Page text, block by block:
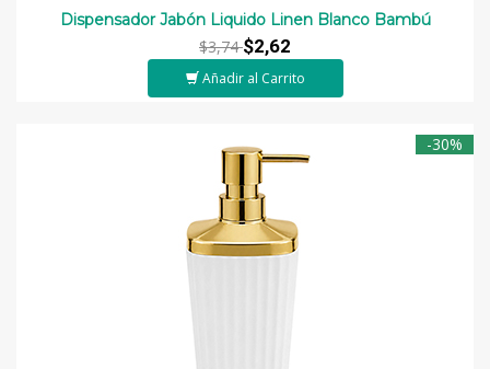
Dispensador Jabón Liquido Linen Blanco Bambú
$3,74$2,62
Añadir al Carrito
-30%